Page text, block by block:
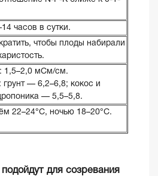
часов в сутки.
чтобы плоды набирали
1,5–2,0 мСм/см.
грунт — 6,2–6,8; кокос и
— 5,5–5,8.
22–24°C, ночью 18–20°C.
для созревания